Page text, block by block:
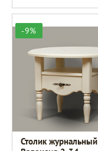
-9%
Столик журнальный